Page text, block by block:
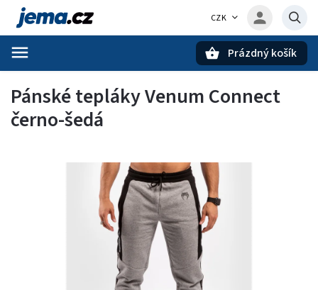
CZK
Prázdný košík
Pánské tepláky Venum Connect
černo-šedá